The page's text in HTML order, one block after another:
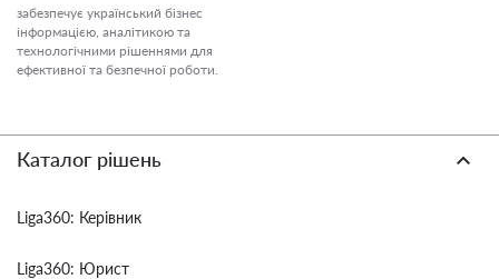
забезпечує український бізнес
інформацією, аналітикою та
технологічними рішеннями для
ефективної та безпечної роботи.
Каталог рішень
Liga360: Керівник
Liga360: Юрист